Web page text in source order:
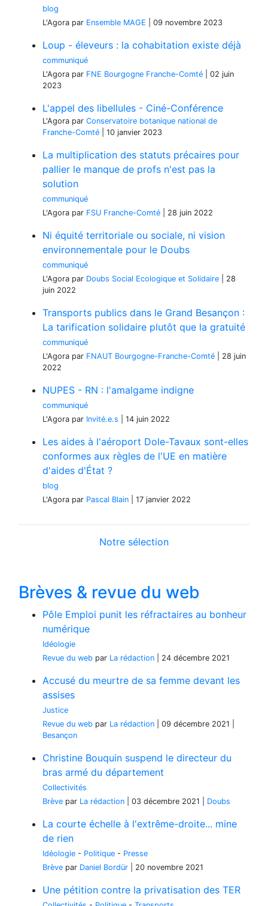
blog
L'Agora par Ensemble MAGE 09 novembre 2023
Loup - éleveurs : la cohabitation existe déjà
communiqué
L'Agora par FNE Bourgogne Franche-Comté
02 juin
2023
L'appel des libellules - Ciné-Conférence
L'Agora par Conservatoire botanique national de
Franche-Comté
10 janvier 2023
La multiplication des statuts précaires pour
pallier le manque de profs n'est pas la
solution
communiqué
L'Agora par FSU Franche-Comté 28 juin 2022
Ni équité territoriale ou sociale, ni vision
environnementale pour le Doubs
communiqué
L'Agora par Doubs Social Ecologique et Solidaire
28
juin 2022
Transports publics dans le Grand Besançon :
La tarification solidaire plutôt que la gratuité
communiqué
L'Agora par FNAUT Bourgogne-Franche-Comté
28 juin
2022
NUPES - RN : l'amalgame indigne
communiqué
L'Agora par Invité.e.s 14 juin 2022
Les aides à l'aéroport Dole-Tavaux sont-elles
conformes aux règles de l'UE en matière
d'aides d'État ?
blog
L'Agora par Pascal Blain 17 janvier 2022
Notre sélection
Brèves & revue du web
Pôle Emploi punit les réfractaires au bonheur
numérique
Idéologie
Revue du web par La rédaction 24 décembre 2021
Accusé du meurtre de sa femme devant les
assises
Justice
Revue du web par La rédaction 09 décembre 2021
Besançon
Christine Bouquin suspend le directeur du
bras armé du département
Collectivités
Brève par La rédaction 03 décembre 2021 Doubs
La courte échelle à l'extrême-droite... mine
de rien
Idéologie - Politique - Presse
Brève par Daniel Bordür 20 novembre 2021
Une pétition contre la privatisation des TER